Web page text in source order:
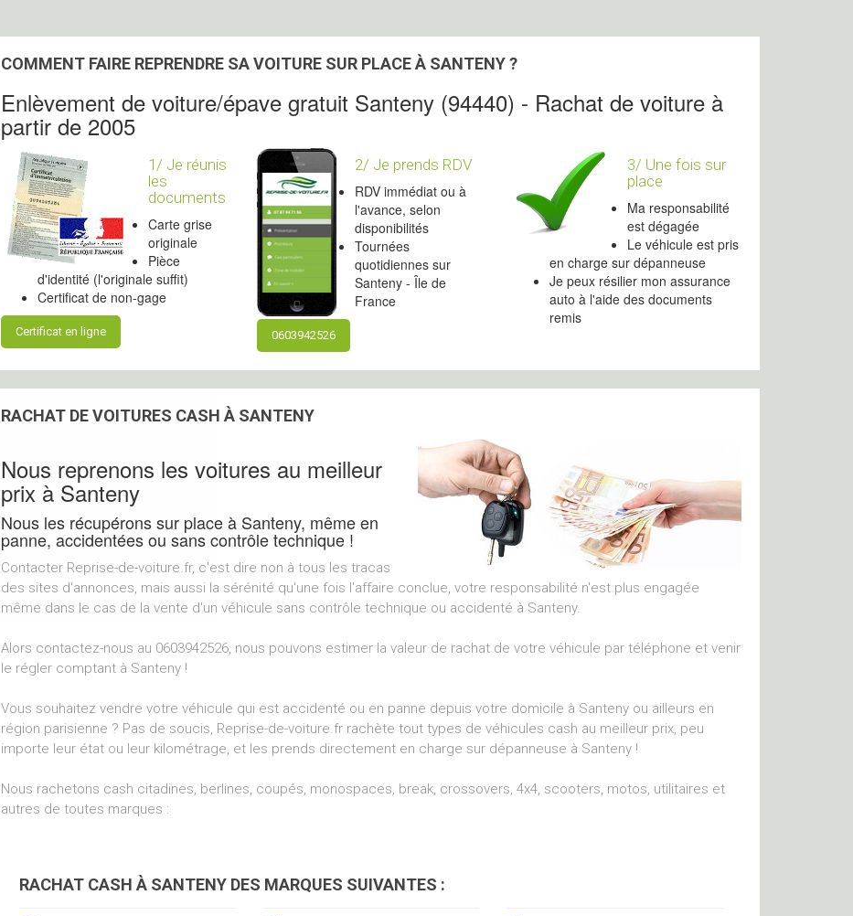
COMMENT FAIRE REPRENDRE SA VOITURE SUR PLACE À SANTENY ?
Enlèvement de voiture/épave gratuit Santeny (94440) - Rachat de voiture à
partir de 2005
1/ Je réunis
les
documents
Carte grise
originale
Pièce
d'identité (l'originale suffit)
Certificat de non-gage
Certificat en ligne
2/ Je prends RDV
RDV immédiat ou à
l'avance, selon
disponibilités
Tournées
quotidiennes sur
Santeny - Île de
France
0603942526
3/ Une fois sur
place
Ma responsabilité
est dégagée
Le véhicule est pris
en charge sur dépanneuse
Je peux résilier mon assurance
auto à l'aide des documents
remis
RACHAT DE VOITURES CASH À SANTENY
Nous reprenons les voitures au meilleur
prix à Santeny
Nous les récupérons sur place à Santeny, même en
panne, accidentées ou sans contrôle technique !
Contacter Reprise-de-voiture.fr, c'est dire non à tous les tracas
des sites d'annonces, mais aussi la sérénité qu'une fois l'affaire conclue, votre responsabilité n'est plus engagée
même dans le cas de la vente d'un véhicule sans contrôle technique ou accidenté à Santeny.
Alors contactez-nous au 0603942526, nous pouvons estimer la valeur de rachat de votre véhicule par téléphone et venir
le régler comptant à Santeny !
Vous souhaitez vendre votre véhicule qui est accidenté ou en panne depuis votre domicile à Santeny ou ailleurs en
région parisienne ? Pas de soucis, Reprise-de-voiture.fr rachète tout types de véhicules cash au meilleur prix, peu
importe leur état ou leur kilométrage, et les prends directement en charge sur dépanneuse à Santeny !
Nous rachetons cash citadines, berlines, coupés, monospaces, break, crossovers, 4x4, scooters, motos, utilitaires et
autres de toutes marques :
RACHAT CASH À SANTENY DES MARQUES SUIVANTES :